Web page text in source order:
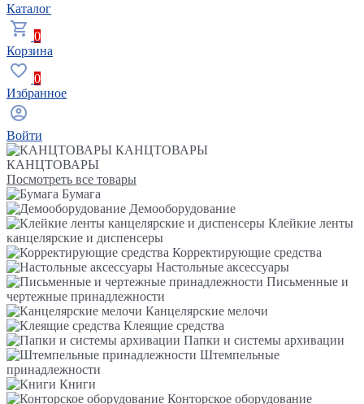
Каталог
0
Корзина
0
Избранное
Войти
КАНЦТОВАРЫ
КАНЦТОВАРЫ
Посмотреть все товары
Бумага
Демооборудование
Клейкие ленты
канцелярские и диспенсеры
Корректирующие средства
Настольные аксессуары
Письменные и
чертежные принадлежности
Канцелярские мелочи
Клеящие средства
Папки и системы архивации
Штемпельные
принадлежности
Книги
Конторское оборудование